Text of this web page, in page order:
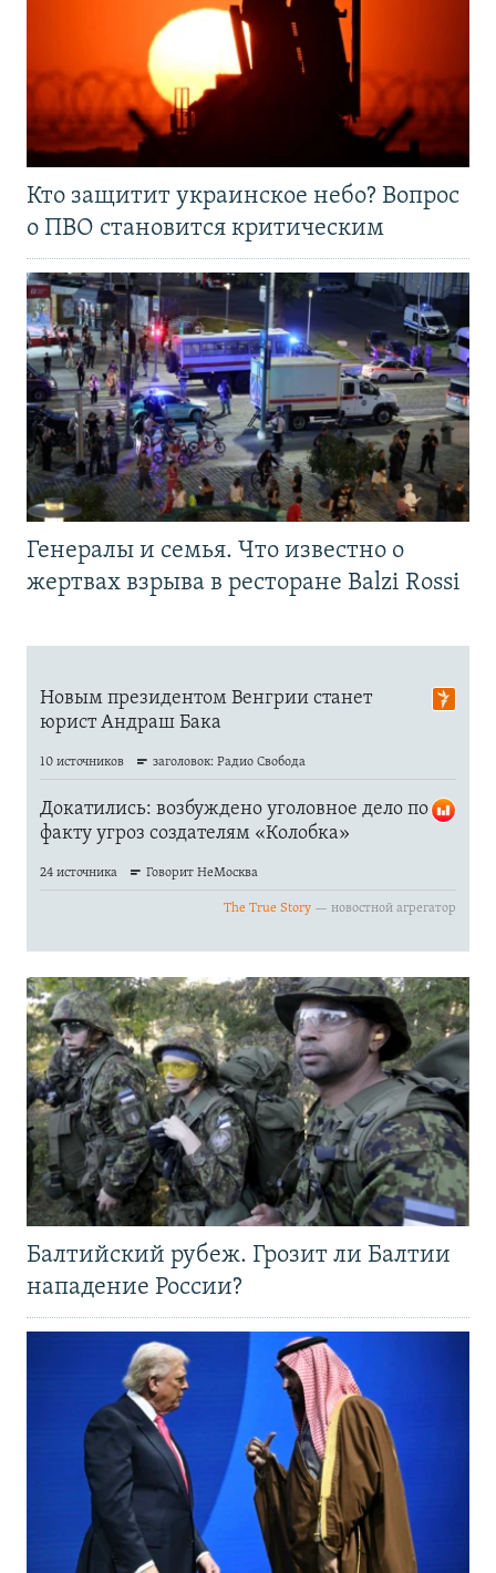
Кто защитит украинское небо? Вопрос
о ПВО становится критическим
Генералы и семья. Что известно о
жертвах взрыва в ресторане Balzi Rossi
Балтийский рубеж. Грозит ли Балтии
нападение России?